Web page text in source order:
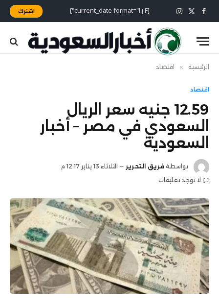
فيسبوك
X
(Twitter)
الانستغرام [current_date format="l j F"] اشترك
الرئيسية » اقتصاد
اقتصاد
12.59 جنيه سعر الريال
السعودي في مصر – أخبار
السعودية
بواسطة فريق التحرير
الثلاثاء 13 يناير 12:17 م
لا توجد تعليقات